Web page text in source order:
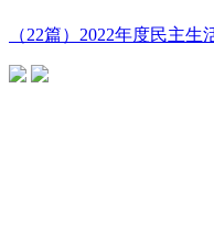
（22篇）2022年度民主